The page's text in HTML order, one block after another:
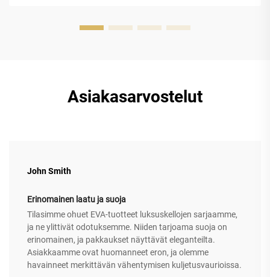
Asiakasarvostelut
John Smith
Erinomainen laatu ja suoja
Tilasimme ohuet EVA-tuotteet luksuskellojen sarjaamme,
ja ne ylittivät odotuksemme. Niiden tarjoama suoja on
erinomainen, ja pakkaukset näyttävät eleganteilta.
Asiakkaamme ovat huomanneet eron, ja olemme
havainneet merkittävän vähentymisen kuljetusvaurioissa.